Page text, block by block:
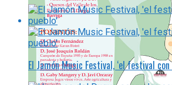
El Jamón Music Festival, ‘el festival con